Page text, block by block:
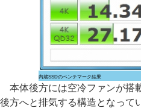
内蔵SSDのベンチマーク結果
本体後方には空冷ファンが搭
後方へと排気する構造となって